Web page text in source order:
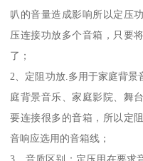
叭的音量造成影响所以定压
压连接功放多个音箱，只要
了；
2、定阻功放.多用于家庭背
庭背景音乐、家庭影院、舞
要连接很多的音箱，所以定
音响应选用的音箱线；
3、音质区别：定压用在要求